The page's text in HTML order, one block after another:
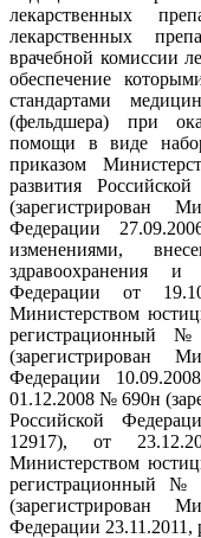
лекарственных
лекарственных
врачебной комиссии
обеспечение
стандартами
(фельдшера) при
помощи в виде
приказом
развития
(зарегистрирован
Федерации
изменениями,
здравоохранения и
Федерации от
Министерством
(зарегистрирован
Федерации
01.12.2008 № 690н
Российской
12917), от
Министерством
регистрационный
(зарегистрирован
Федерации